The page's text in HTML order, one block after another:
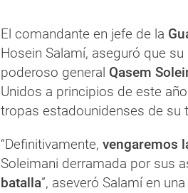
El comandante en jefe de la
Hosein Salamí, aseguró que su
poderoso general Qasem
Unidos a principios de este
tropas estadounidenses de su
“Definitivamente, vengaremos
Soleimani derramada por sus
batalla”, aseveró Salamí en